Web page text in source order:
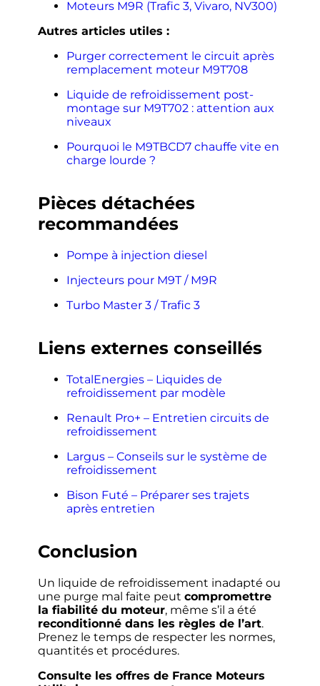
Moteurs M9R (Trafic 3, Vivaro, NV300)
Autres articles utiles :
Purger correctement le circuit après
remplacement moteur M9T708
Liquide de refroidissement post-
montage sur M9T702 : attention aux
niveaux
Pourquoi le M9TBCD7 chauffe vite en
charge lourde ?
Pièces détachées
recommandées
Pompe à injection diesel
Injecteurs pour M9T / M9R
Turbo Master 3 / Trafic 3
Liens externes conseillés
TotalEnergies – Liquides de
refroidissement par modèle
Renault Pro+ – Entretien circuits de
refroidissement
Largus – Conseils sur le système de
refroidissement
Bison Futé – Préparer ses trajets
après entretien
Conclusion
Un liquide de refroidissement inadapté ou
une purge mal faite peut compromettre
la fiabilité du moteur, même s’il a été
reconditionné dans les règles de l’art.
Prenez le temps de respecter les normes,
quantités et procédures.
Consulte les offres de France Moteurs